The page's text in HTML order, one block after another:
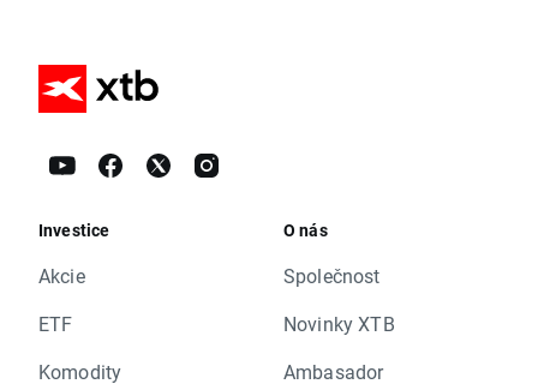
Investice
Akcie
ETF
Komodity
O nás
Společnost
Novinky XTB
Ambasador